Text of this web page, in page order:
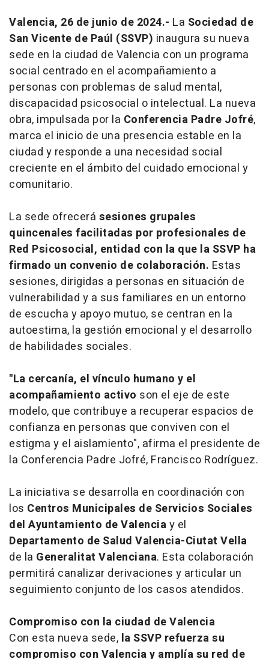
Valencia, 26 de junio de 2024.- La Sociedad de
San Vicente de Paúl (SSVP) inaugura su nueva
sede en la ciudad de Valencia con un programa
social centrado en el acompañamiento a
personas con problemas de salud mental,
discapacidad psicosocial o intelectual. La nueva
obra, impulsada por la Conferencia Padre Jofré,
marca el inicio de una presencia estable en la
ciudad y responde a una necesidad social
creciente en el ámbito del cuidado emocional y
comunitario.
La sede ofrecerá sesiones grupales
quincenales facilitadas por profesionales de
Red Psicosocial, entidad con la que la SSVP ha
firmado un convenio de colaboración. Estas
sesiones, dirigidas a personas en situación de
vulnerabilidad y a sus familiares en un entorno
de escucha y apoyo mutuo, se centran en la
autoestima, la gestión emocional y el desarrollo
de habilidades sociales.
"La cercanía, el vínculo humano y el
acompañamiento activo son el eje de este
modelo, que contribuye a recuperar espacios de
confianza en personas que conviven con el
estigma y el aislamiento", afirma el presidente de
la Conferencia Padre Jofré, Francisco Rodríguez.
La iniciativa se desarrolla en coordinación con
los Centros Municipales de Servicios Sociales
del Ayuntamiento de Valenciay el
Departamento de Salud Valencia-Ciutat Vella
de la Generalitat Valenciana. Esta colaboración
permitirá canalizar derivaciones y articular un
seguimiento conjunto de los casos atendidos.
Compromiso con la ciudad de Valencia
Con esta nueva sede, la SSVP refuerza su
compromiso con Valencia y amplía su red de